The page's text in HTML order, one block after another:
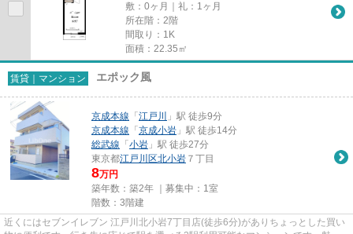
敷：0ヶ月｜礼：1ヶ月
所在階：2階
間取り：1K
面積：22.35㎡
賃貸｜マンション エポック風
京成本線 「 江戸川
」駅 徒歩9分
京成本線 「 京成小岩 」駅 徒歩14分
総武線 「 小岩 」駅 徒歩27分
東京都江戸川区北小岩 ７丁目
8万円
築年数：築2年 ｜募集中： 1室
階数：3階建
近くにはセブンイレブン 江戸川北小岩7丁目店(徒歩6分)がありちょっとした買い